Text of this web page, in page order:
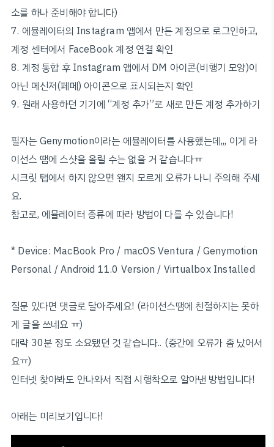
소를 하나 준비해야 합니다)
7. 에뮬레이터의 Instagram 앱에서 만든 계정으로 로그인하고,
계정 센터에서 FaceBook 계정 연결 확인
8. 계정 통합 후 Instagram 앱에서 DM 아이콘(비행기 모양)이
아닌 메신저(페메) 아이콘으로 표시되는지 확인
9. 원래 사용하던 기기에 “계정 추가”로 새로 만든 계정 추가하기
필자는 Genymotion이라는 에뮬레이터를 사용했는데,,, 이게 라
이선스 땜에 스샷을 올릴 수는 없을 거 같습니다ㅠ
시크릿 탭에서 하지 않으면 왠지 모르게 오류가 나니 주의해 주세
요.
참고로, 에뮬레이터 종류에 따라 방법이 다를 수 있습니다!
* Device: MacBook Pro / macOS Ventura / Genymotion
Personal / Android 11.0 Version / Virtualbox Installed
질문 있다면 댓글로 달아주세요! (라이선스땜에 친절하지는 못하
게 글을 쓰네요 ㅠ)
대략 30분 정도 소요됐던 것 같습니다.. (중간에 오류가 좀 났어서
요ㅠ)
인터넷 찾아봐도 안나와서 직접 시행착오로 알아낸 방법입니다!
아래는 미리보기입니다!